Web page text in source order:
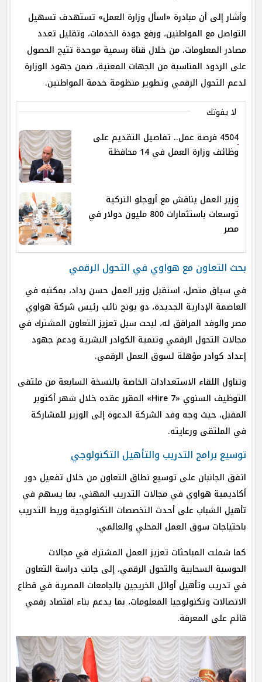
وأشار إلى أن مبادرة «اسأل وزارة العمل» تستهدف تسهيل
التواصل مع المواطنين، ورفع جودة الخدمات، وتقليل تعدد
مصادر المعلومات، من خلال قناة رسمية موحدة تتيح الحصول
على الردود المناسبة من الجهات المعنية، ضمن جهود الوزارة
لدعم التحول الرقمي وتطوير منظومة خدمة المواطنين.
لا يفوتك
4504 فرصة عمل.. تفاصيل التقديم على
وظائف وزارة العمل في 14 محافظة
وزير العمل يناقش مع أروجلو التركية
توسعات باستثمارات 800 مليون دولار في
مصر
بحث التعاون مع هواوي في التحول الرقمي
في سياق متصل، استقبل وزير العمل حسن رداد، بمكتبه في
العاصمة الإدارية الجديدة، دو يونج نائب رئيس شركة هواوي
مصر والوفد المرافق له، لبحث سبل تعزيز التعاون المشترك في
مجالات التحول الرقمي وتنمية الكوادر البشرية ودعم جهود
إعداد كوادر مؤهلة لسوق العمل الرقمي.
وتناول اللقاء الاستعدادات الخاصة بالنسخة السابعة من ملتقى
التوظيف السنوي «Hire 7» المقرر عقده خلال شهر أكتوبر
المقبل، حيث وجه وفد الشركة الدعوة إلى الوزير للمشاركة
في الملتقى ورعايته.
توسيع برامج التدريب والتأهيل التكنولوجي
اتفق الجانبان على توسيع نطاق التعاون من خلال تفعيل دور
أكاديمية هواوي في مجالات التدريب المهني، بما يسهم في
تأهيل الشباب على أحدث التخصصات التكنولوجية وربط التدريب
باحتياجات سوق العمل المحلي والعالمي.
كما شملت المباحثات تعزيز العمل المشترك في مجالات
الحوسبة السحابية والتحول الرقمي، إلى جانب دراسة التعاون
في تدريب وتأهيل أوائل الخريجين بالجامعات المصرية في قطاع
الاتصالات وتكنولوجيا المعلومات، بما يدعم بناء اقتصاد رقمي
قائم على المعرفة.